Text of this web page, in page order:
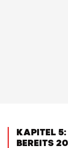
KAPITEL
BEREITS